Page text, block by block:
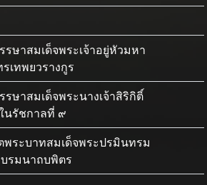
ษาสมเด็จพระเจ้าอยู่หัวมหา
เทพยวรางกูร
ษาสมเด็จพระนางเจ้าสิริกิติ์
นรัชกาลที่ ๙
ระบาทสมเด็จพระปรมินทรม
รมนาถบพิตร